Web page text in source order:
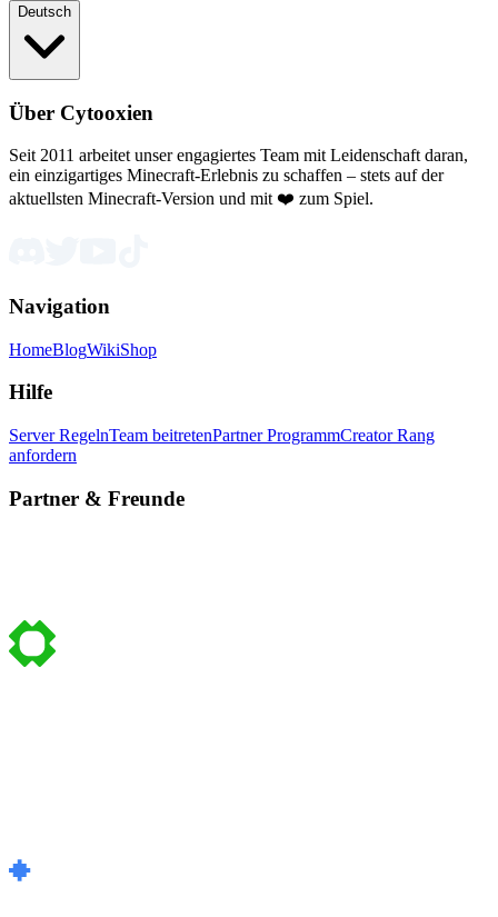
Deutsch
Über Cytooxien
Seit 2011 arbeitet unser engagiertes Team mit Leidenschaft daran,
ein einzigartiges Minecraft-Erlebnis zu schaffen – stets auf der
aktuellsten Minecraft-Version und mit ❤️ zum Spiel.
Navigation
HomeBlogWikiShop
Hilfe
Server RegelnTeam beitretenPartner ProgrammCreator Rang
anfordern
Partner & Freunde